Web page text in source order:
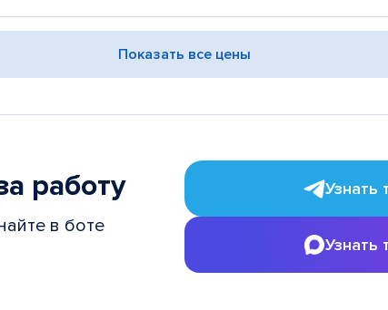
Показать все цены
работу
в боте
Узнать
Узнать